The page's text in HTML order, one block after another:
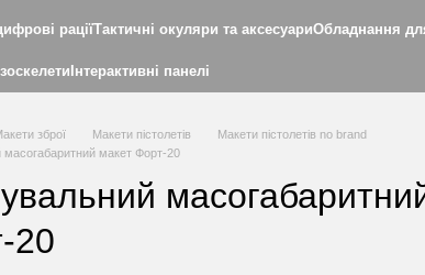
раціїТактичні окуляри та аксесуариОбладнання
Інтерактивні панелі
зброї Макети пістолетів
Макети пістолетів no brand
масогабаритний макет Форт-20
20